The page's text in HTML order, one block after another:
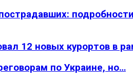
12 новых курортов в
по Украине, но…